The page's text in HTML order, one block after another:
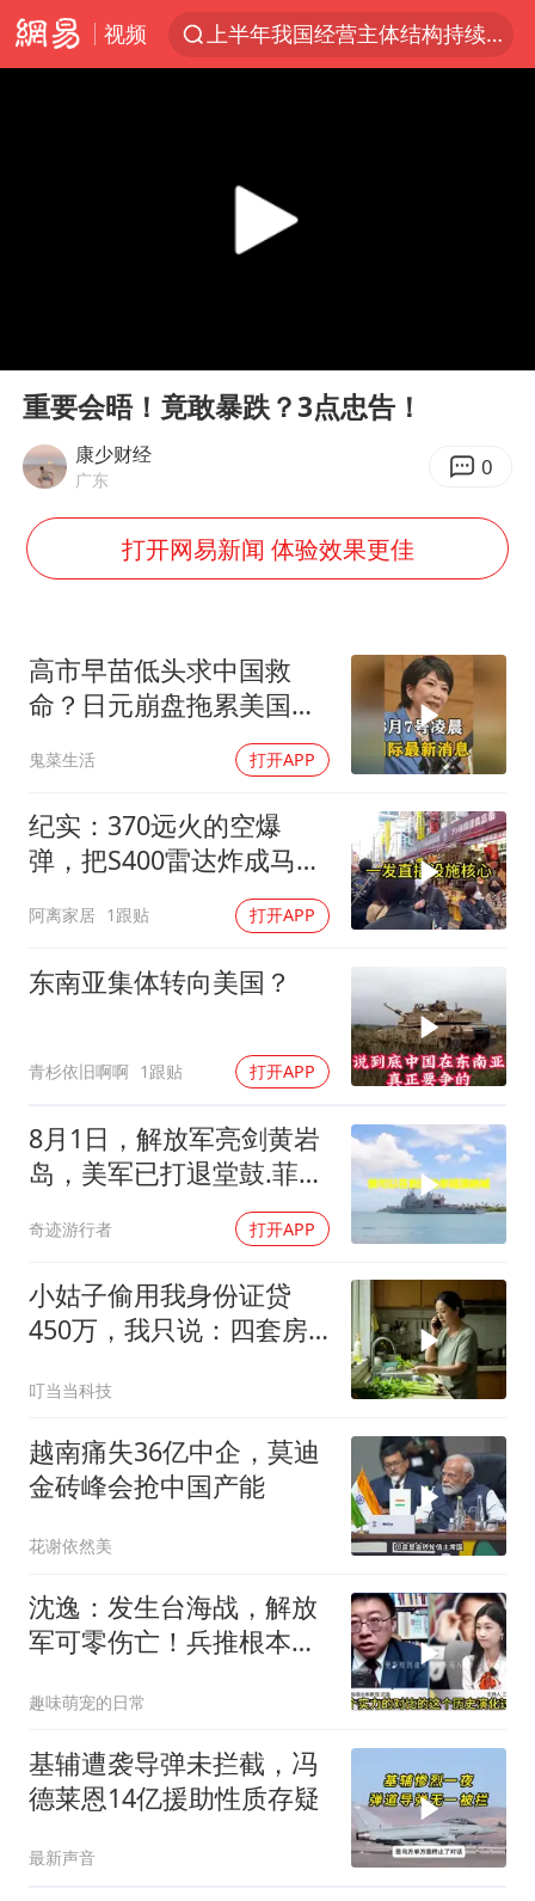
视频
上半年我国经营主体结构持续优化
中国第1高楼阻尼器摆动明显
新疆一婚礼线上邀请引热议
构建更高水平的全民健身公共服务体系
韩军前线部队连曝丑闻
奋力开创中国式现代化建设新局面
Play
重要会晤！竟敢暴跌？3点忠告！
康少财经
广东 0
打开网易新闻 体验效果更佳
高市早苗低头求中国救
命？日元崩盘拖累美国下
水！川普也坐不住了
鬼菜生活 打开APP
纪实：370远火的空爆
弹，把S400雷达炸成马蜂
窝，靶标惨状让台军急眼
了
阿离家居 1跟贴 打开APP
东南亚集体转向美国？
青杉依旧啊啊 1跟贴 打开APP
8月1日，解放军亮剑黄岩
岛，美军已打退堂鼓.菲律
奇迹游行者 打开APP
小姑子偷用我身份证贷
450万，我只说：四套房
叮当当科技
越南痛失36亿中企，莫迪
金砖峰会抢中国产能
花谢依然美
沈逸：发生台海战，解放
军可零伤亡！兵推根本没
趣味萌宠的日常
基辅遭袭导弹未拦截，冯
德莱恩14亿援助性质存疑
最新声音